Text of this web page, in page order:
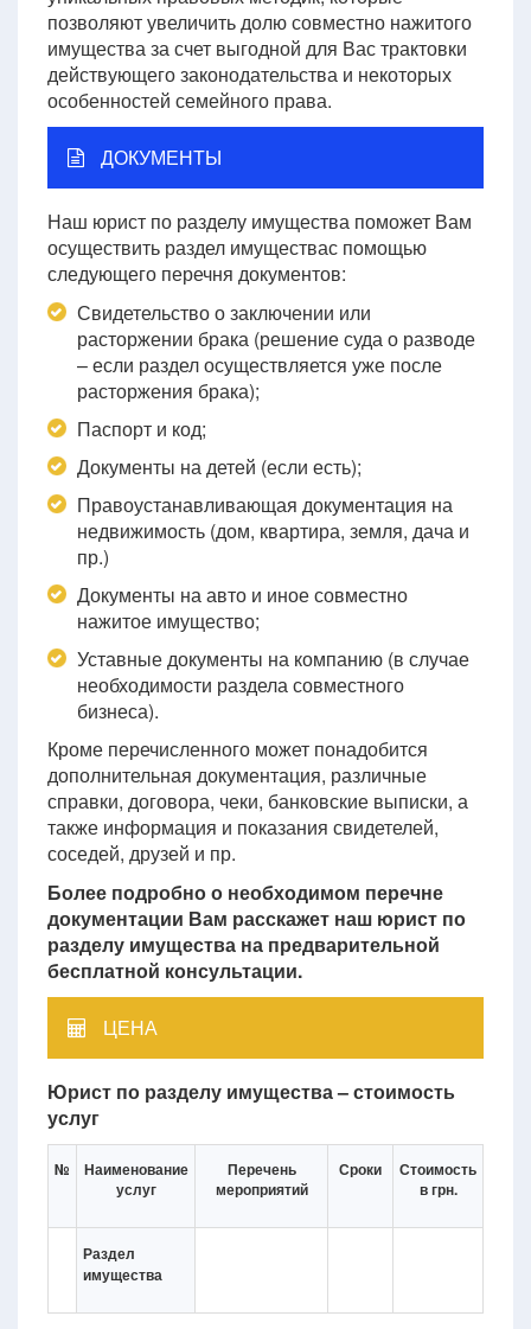
позволяют увеличить долю совместно нажитого
имущества за счет выгодной для Вас трактовки
действующего законодательства и некоторых
особенностей семейного права.
ДОКУМЕНТЫ
Наш юрист по разделу имущества поможет Вам
осуществить раздел имуществас помощью
следующего перечня документов:
Свидетельство о заключении или
расторжении брака (решение суда о разводе
– если раздел осуществляется уже после
расторжения брака);
Паспорт и код;
Документы на детей (если есть);
Правоустанавливающая документация на
недвижимость (дом, квартира, земля, дача и
пр.)
Документы на авто и иное совместно
нажитое имущество;
Уставные документы на компанию (в случае
необходимости раздела совместного
бизнеса).
Кроме перечисленного может понадобится
дополнительная документация, различные
справки, договора, чеки, банковские выписки, а
также информация и показания свидетелей,
соседей, друзей и пр.
Более подробно о необходимом перечне
документации Вам расскажет наш юрист по
разделу имущества на предварительной
бесплатной консультации.
ЦЕНА
Юрист по разделу имущества – стоимость
услуг
№
Наименование
услуг
Перечень
мероприятий
Сроки
Стоимость
в грн.
Раздел
имущества